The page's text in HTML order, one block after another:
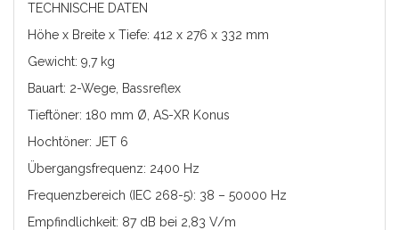
TECHNISCHE DATEN
Höhe x Breite x Tiefe: 412 x 276 x 332 mm
Gewicht: 9,7 kg
Bauart: 2-Wege, Bassreflex
Tieftöner: 180 mm Ø, AS-XR Konus
Hochtöner: JET 6
Übergangsfrequenz: 2400 Hz
Frequenzbereich (IEC 268-5): 38 – 50000 Hz
Empfindlichkeit: 87 dB bei 2,83 V/m